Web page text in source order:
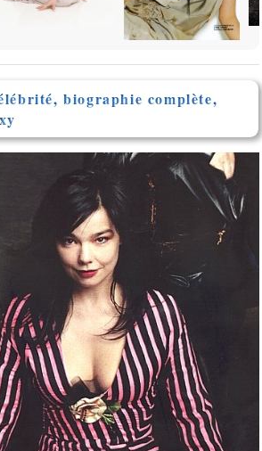
biographie complète,